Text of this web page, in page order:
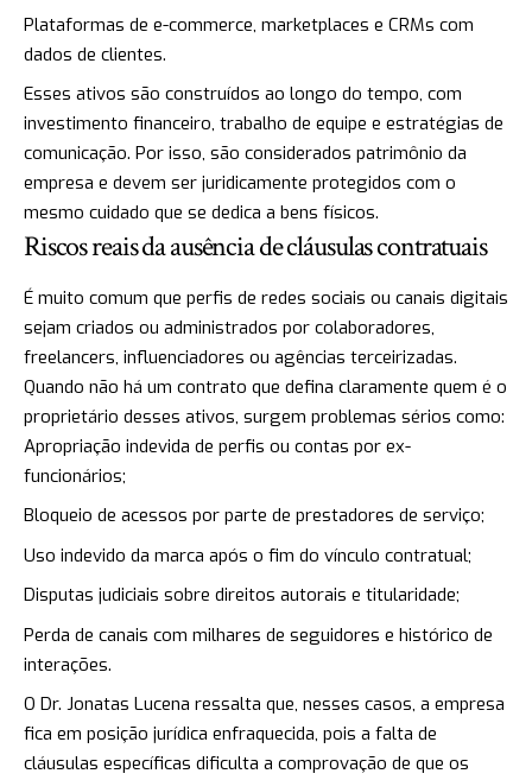
Plataformas de e-commerce, marketplaces e CRMs com
dados de clientes.
Esses ativos são construídos ao longo do tempo, com
investimento financeiro, trabalho de equipe e estratégias de
comunicação. Por isso, são considerados patrimônio da
empresa e devem ser juridicamente protegidos com o
mesmo cuidado que se dedica a bens físicos.
Riscos reais da ausência de cláusulas contratuais
É muito comum que perfis de redes sociais ou canais digitais
sejam criados ou administrados por colaboradores,
freelancers, influenciadores ou agências terceirizadas.
Quando não há um contrato que defina claramente quem é o
proprietário desses ativos, surgem problemas sérios como:
Apropriação indevida de perfis ou contas por ex-
funcionários;
Bloqueio de acessos por parte de prestadores de serviço;
Uso indevido da marca após o fim do vínculo contratual;
Disputas judiciais sobre direitos autorais e titularidade;
Perda de canais com milhares de seguidores e histórico de
interações.
O Dr. Jonatas Lucena ressalta que, nesses casos, a empresa
fica em posição jurídica enfraquecida, pois a falta de
cláusulas específicas dificulta a comprovação de que os